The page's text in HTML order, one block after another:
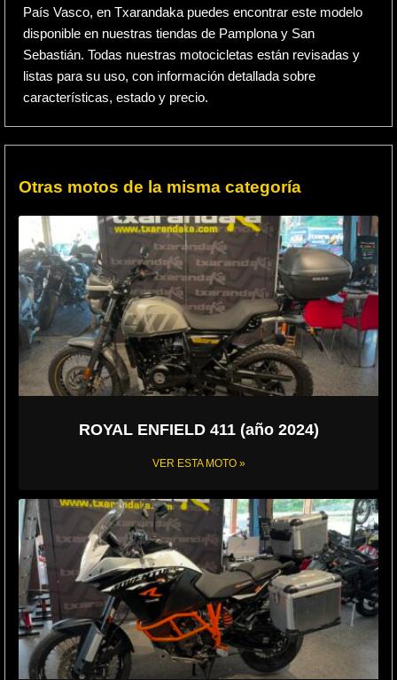
País Vasco, en Txarandaka puedes encontrar este modelo
disponible en nuestras tiendas de Pamplona y San
Sebastián. Todas nuestras motocicletas están revisadas y
listas para su uso, con información detallada sobre
características, estado y precio.
Otras motos de la misma categoría
ROYAL ENFIELD 411 (año 2024)
VER ESTA MOTO »